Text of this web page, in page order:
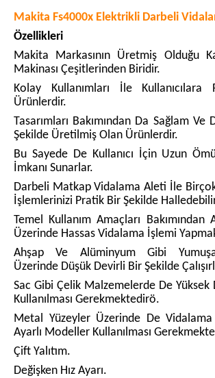
Makita Fs4000x Elektrikli Darbeli
Özellikleri
Makita Markasının Üretmiş Olduğu
Makinası Çeşitlerinden Biridir.
Kolay Kullanımları İle Kullanıcılara
Ürünlerdir.
Tasarımları Bakımından Da Sağlam Ve
Şekilde Üretilmiş Olan Ürünlerdir.
Bu Sayede De Kullanıcı İçin Uzun
İmkanı Sunarlar.
Darbeli Matkap Vidalama Aleti İle
İşlemlerinizi Pratik Bir Şekilde
Temel Kullanım Amaçları Bakımından
Üzerinde Hassas Vidalama İşlemi
Ahşap Ve Alüminyum Gibi
Üzerinde Düşük Devirli Bir Şekilde
Sac Gibi Çelik Malzemelerde De
Kullanılması Gerekmektedirö.
Metal Yüzeyler Üzerinde De
Ayarlı Modeller Kullanılması
Çift Yalıtım.
Değişken Hız Ayarı.